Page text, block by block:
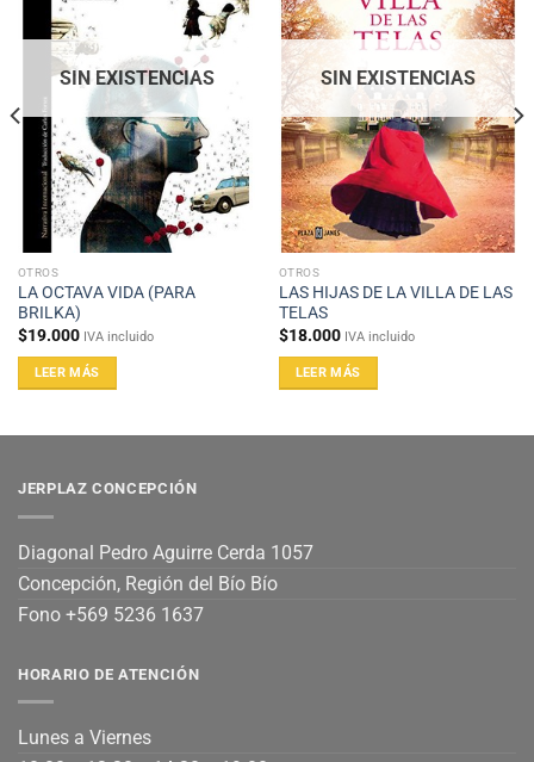
SIN EXISTENCIAS
OTROS
LA OCTAVA VIDA (PARA
BRILKA)
$19.000 IVA incluido
LEER MÁS
SIN EXISTENCIAS
OTROS
LAS HIJAS DE LA VILLA DE LAS
TELAS
$18.000 IVA incluido
LEER MÁS
JERPLAZ CONCEPCIÓN
Diagonal Pedro Aguirre Cerda 1057
Concepción, Región del Bío Bío
Fono +569 5236 1637
HORARIO DE ATENCIÓN
Lunes a Viernes